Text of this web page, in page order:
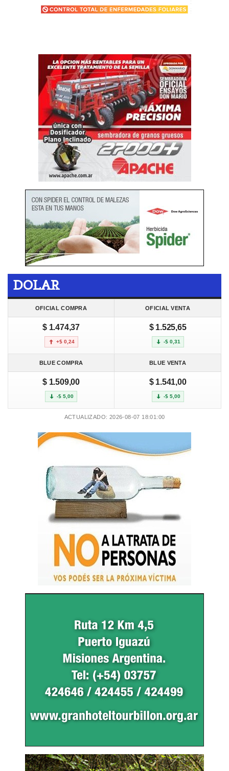
DOLAR
OFICIAL COMPRA OFICIAL VENTA
$ 1.474,37
+$ 0,24
$ 1.525,65
-$ 0,31
BLUE COMPRA BLUE VENTA
$ 1.509,00
-$ 5,00
$ 1.541,00
-$ 5,00
ACTUALIZADO: 2026-08-07 18:01:00